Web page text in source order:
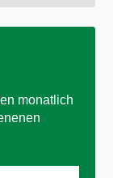
monatlich